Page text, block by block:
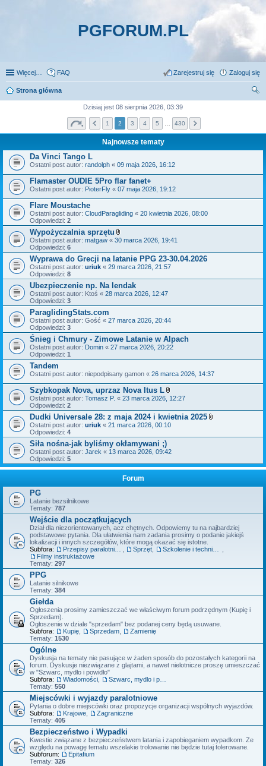
PGFORUM.PL
Więcej… FAQ Zaloguj się
Zarejestruj się
Strona główna
Dzisiaj jest 08 sierpnia 2026, 03:39
1 2 3 4 5 430
Najnowsze tematy
Da Vinci Tango L
Ostatni post autor: randolph « 09 maja 2026, 16:12
Flamaster OUDIE 5Pro flar fanet+
Ostatni post autor: PioterFly « 07 maja 2026, 19:12
Flare Moustache
Ostatni post autor: CloudParagliding « 20 kwietnia 2026, 08:00
Odpowiedzi: 2
Wypożyczalnia sprzętu
Z
ł
ą
c
n
i
k
Ostatni post autor: matgaw « 30 marca 2026, 19:41
Odpowiedzi: 6
Wyprawa do Grecji na latanie PPG 23-30.04.2026
Ostatni post autor: uriuk « 29 marca 2026, 21:57
Odpowiedzi: 8
Ubezpieczenie np. Na lendak
Ostatni post autor: Ktoś « 28 marca 2026, 12:47
Odpowiedzi: 3
ParaglidingStats.com
Ostatni post autor: Gość « 27 marca 2026, 20:44
Odpowiedzi: 3
Śnieg i Chmury - Zimowe Latanie w Alpach
Ostatni post autor: Domin « 27 marca 2026, 20:22
Odpowiedzi: 1
Tandem
Ostatni post autor: niepodpisany gamon « 26 marca 2026, 14:37
Szybkopak Nova, uprzaz Nova Itus L
Z
ł
ą
c
n
k
Ostatni post autor: Tomasz P. « 23 marca 2026, 12:27
Odpowiedzi: 2
Dudki Universale 28: z maja 2024 i kwietnia 2025
ł
n
i
Ostatni post autor: uriuk « 21 marca 2026, 00:10
Odpowiedzi: 4
Siła nośna-jak byliśmy okłamywani ;)
Ostatni post autor: Jarek « 13 marca 2026, 09:42
Odpowiedzi: 5
Forum
PG
Latanie bezsilnikowe
Tematy: 787
Wejście dla początkujących
Dział dla niezorientowanych, acz chętnych. Odpowiemy tu na najbardziej
podstawowe pytania. Dla ułatwienia nam zadania prosimy o podanie jakiejś
lokalizacji i innych szczegółów, które mogą okazać się istotne.
Subfora:
Sprzęt
Filmy instruktażowe
Tematy: 297
PPG
Latanie silnikowe
Tematy: 384
Giełda
Ogłoszenia prosimy zamieszczać we właściwym forum podrzędnym (Kupię i
Sprzedam).
Ogłoszenie w dziale "sprzedam" bez podanej ceny będą usuwane.
Subfora:
Kupię Sprzedam
Zamienię
Tematy: 1530
Ogólne
Dyskusja na tematy nie pasujące w żaden sposób do pozostałych kategorii na
forum. Dyskusje niezwiązane z glajtami, a nawet nielotnicze proszę umieszczać
w "Szwarc, mydło i powidło"
Subfora:
Wiadomości
Tematy: 550
Miejscówki i wyjazdy paralotniowe
Pytania o dobre miejscówki oraz propozycje organizacji wspólnych wyjazdów.
Subfora:
Krajowe
Zagraniczne
Tematy: 405
Bezpieczeństwo i Wypadki
Kwestie związane z bezpieczeństwem latania i zapobieganiem wypadkom. Ze
względu na powagę tematu wszelakie trolowanie nie będzie tutaj tolerowane.
Subforum:
Epitafium
Tematy: 326